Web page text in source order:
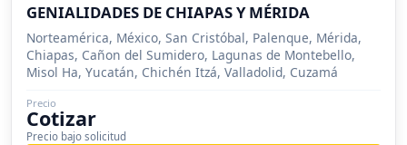
GENIALIDADES DE CHIAPAS Y MÉRIDA
Norteamérica, México, San Cristóbal, Palenque, Mérida,
Chiapas, Cañon del Sumidero, Lagunas de Montebello,
Misol Ha, Yucatán, Chichén Itzá, Valladolid, Cuzamá
Precio
Cotizar
Precio bajo solicitud